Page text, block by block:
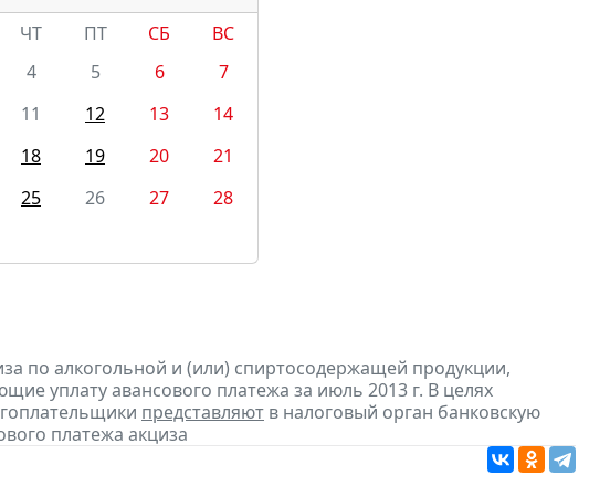
ЧТ ПТ СБ
ВС
4 5 6
7
11 12 13
14
18 19 20
21
25 26 27
28
по алкогольной и (или) спиртосодержащей продукции,
уплату авансового платежа за июль 2013 г. В целях
представляют в налоговый орган банковскую
платежа акциза